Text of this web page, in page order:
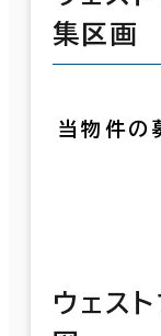
集区画
当物件の
ウェス